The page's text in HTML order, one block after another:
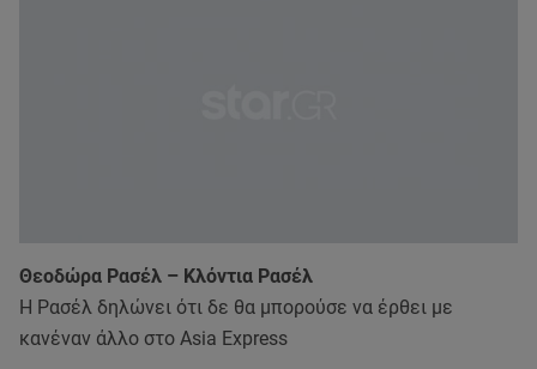
Θεοδώρα Ρασέλ – Κλόντια Ρασέλ
Η Ρασέλ δηλώνει ότι δε θα μπορούσε να έρθει με
κανέναν άλλο στο Asia Express